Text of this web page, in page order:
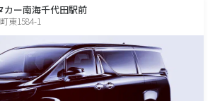
カー南海千代田駅前
東1584-1